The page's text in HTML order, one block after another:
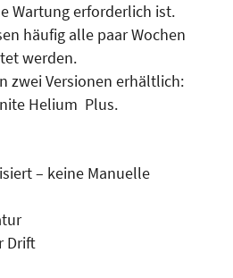
Wartung erforderlich ist.
häufig alle paar Wochen
werden.
zwei Versionen erhältlich:
Helium Plus.
– keine Manuelle
Drift